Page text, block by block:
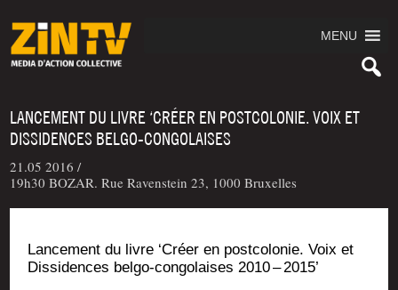
MENU
LANCEMENT DU LIVRE ‘CRÉER EN POSTCOLONIE. VOIX ET
DISSIDENCES BELGO-CONGOLAISES
21.05 2016 /
19h30 BOZAR. Rue Ravenstein 23, 1000 Bruxelles
Lan­ce­ment du livre ‘Créer en post­co­lo­nie. Voix et
Dis­si­dences bel­go-congo­laises 2010 – 2015’